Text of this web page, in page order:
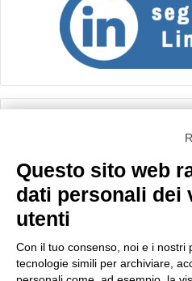
Importo netto (€):
Questo sito web
dati personali dei
utenti
Con il tuo consenso, noi e i nostri
tecnologie simili per archiviare,